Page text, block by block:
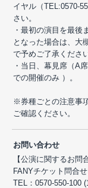
イヤル（TEL:0570-
さい。
・最初の演目を最後
となった場合は、大
で予めご了承ください
・当日、幕見席（A
での開催のみ ）。
※券種ごとの注意事
ご確認ください。
お問い合わせ
【公演に関するお問
FANYチケット問合
TEL：0570-550-100